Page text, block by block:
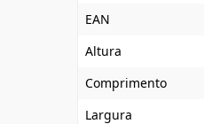
EAN
Altura
Comprimento
Largura